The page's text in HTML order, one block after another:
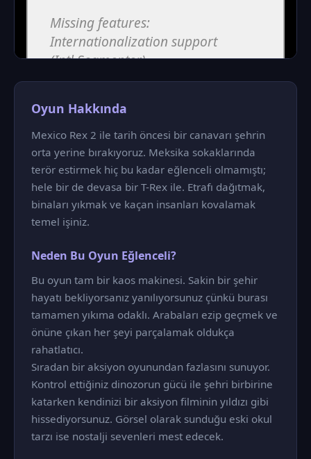
Oyun Hakkında
Mexico Rex 2 ile tarih öncesi bir canavarı şehrin
orta yerine bırakıyoruz. Meksika sokaklarında
terör estirmek hiç bu kadar eğlenceli olmamıştı;
hele bir de devasa bir T-Rex ile. Etrafı dağıtmak,
binaları yıkmak ve kaçan insanları kovalamak
temel işiniz.
Neden Bu Oyun Eğlenceli?
Bu oyun tam bir kaos makinesi. Sakin bir şehir
hayatı bekliyorsanız yanılıyorsunuz çünkü burası
tamamen yıkıma odaklı. Arabaları ezip geçmek ve
önüne çıkan her şeyi parçalamak oldukça
rahatlatıcı.
Sıradan bir aksiyon oyunundan fazlasını sunuyor.
Kontrol ettiğiniz dinozorun gücü ile şehri birbirine
katarken kendinizi bir aksiyon filminin yıldızı gibi
hissediyorsunuz. Görsel olarak sunduğu eski okul
tarzı ise nostalji sevenleri mest edecek.